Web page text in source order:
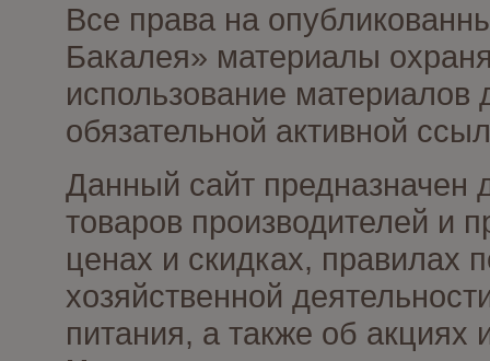
Все права на
Бакалея» материалы
использование материалов
обязательной активной
Данный сайт предназначен
товаров производителей и
ценах и скидках, правилах
хозяйственной
питания, а также об